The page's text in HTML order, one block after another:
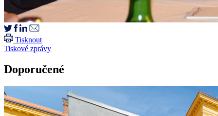
Tisknout
Tiskové zprávy
Doporučené